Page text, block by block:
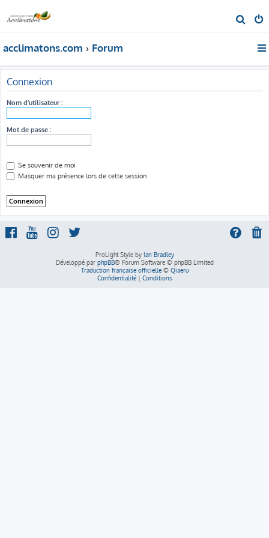
e
r
acclimatons.com Forum
Connexion
Nom d’utilisateur :
Mot de passe :
Se souvenir de moi
Masquer ma présence lors de cette session
ProLight Style by Ian Bradley
Développé par phpBB® Forum Software © phpBB Limited
Traduction française officielle© Qiaeru
Confidentialité| Conditions